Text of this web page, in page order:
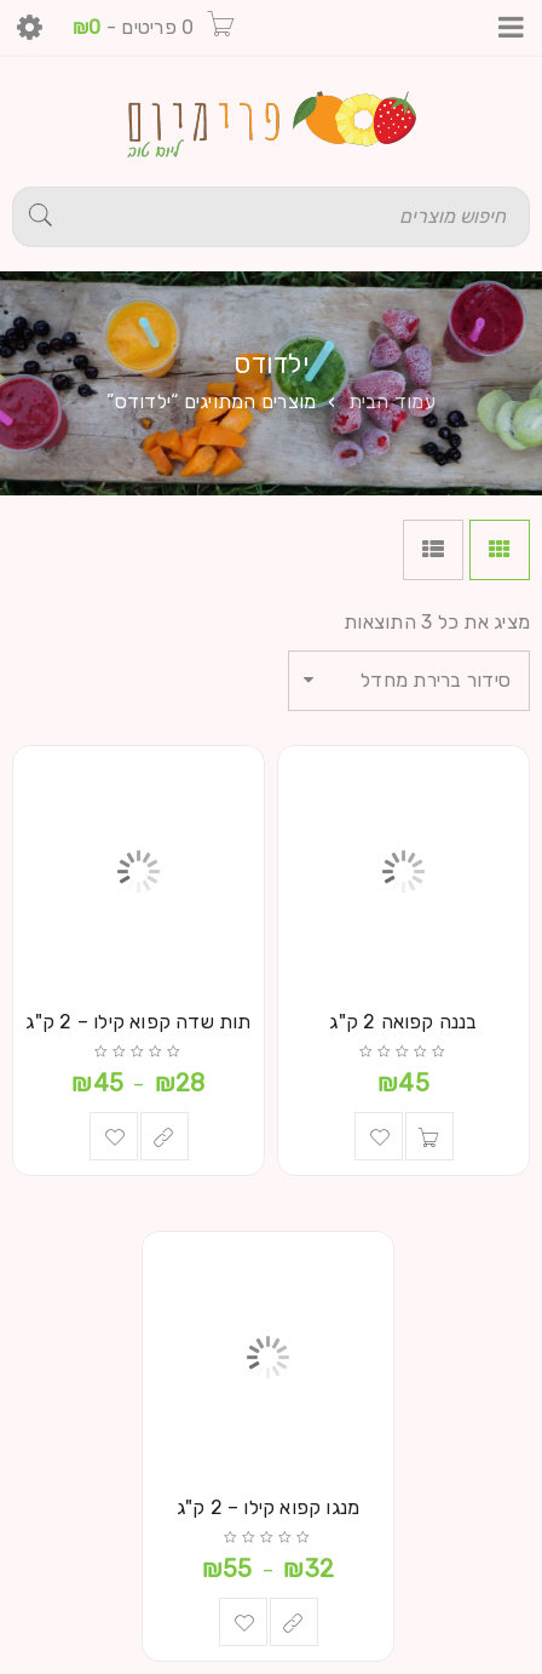
0 פריטים -
₪0
ילדודס
עמוד הבית › מוצרים המתויגים “ילדודס”
מציג את כל 3 התוצאות
סידור ברירת מחדל
בננה קפואה 2 ק"ג
₪45
תות שדה קפוא קילו – 2 ק"ג
₪28
–
₪45
מנגו קפוא קילו – 2 ק"ג
₪32
–
₪55